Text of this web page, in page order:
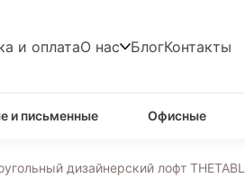
и оплатаО нас БлогКонтакты
и письменные Офисные
дизайнерский лофт